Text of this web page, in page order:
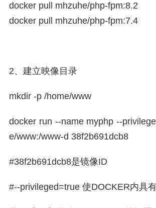
docker pull mhzuhe/php-fpm:8.2
docker pull mhzuhe/php-fpm:7.4
2、建立映像目录
mkdir -p /home/www
docker run --name myphp --
e/www:/www-d 38f2b691dcb8
#38f2b691dcb8是镜像ID
#--privileged=true 使DOCKER内具